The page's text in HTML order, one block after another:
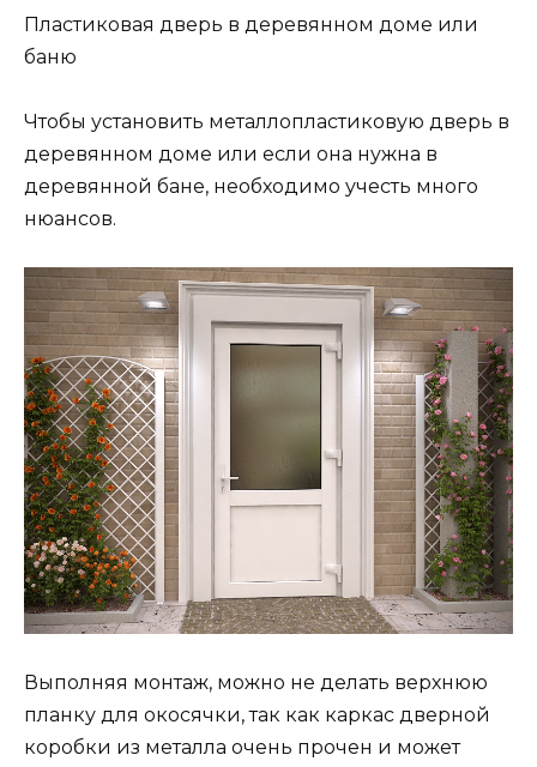
Пластиковая дверь в деревянном доме или
баню
Чтобы установить металлопластиковую дверь в
деревянном доме или если она нужна в
деревянной бане, необходимо учесть много
нюансов.
Выполняя монтаж, можно не делать верхнюю
планку для окосячки, так как каркас дверной
коробки из металла очень прочен и может